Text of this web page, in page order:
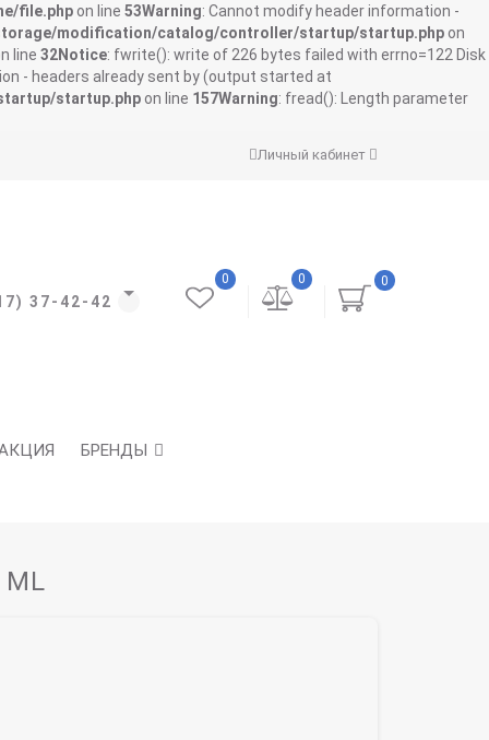
file.php on line 53Warning: Cannot modify header information -
modification/catalog/controller/startup/startup.php on
line 32Notice: fwrite(): write of 226 bytes failed with errno=122 Disk
- headers already sent by (output started at
startup.php on line 157Warning: fread(): Length parameter
Личный кабинет
37-42-42
0
0
0
БРЕНДЫ
ML